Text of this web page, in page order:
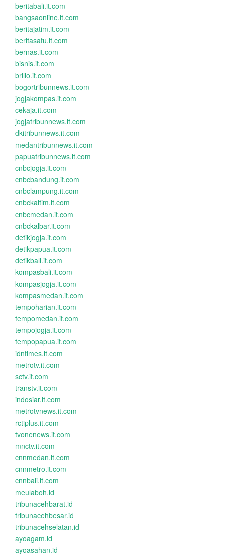
beritabali.it.com
bangsaonline.it.com
beritajatim.it.com
beritasatu.it.com
bernas.it.com
bisnis.it.com
brilio.it.com
bogortribunnews.it.com
jogjakompas.it.com
cekaja.it.com
jogjatribunnews.it.com
dkitribunnews.it.com
medantribunnews.it.com
papuatribunnews.it.com
cnbcjogja.it.com
cnbcbandung.it.com
cnbclampung.it.com
cnbckaltim.it.com
cnbcmedan.it.com
cnbckalbar.it.com
detikjogja.it.com
detikpapua.it.com
detikbali.it.com
kompasbali.it.com
kompasjogja.it.com
kompasmedan.it.com
tempoharian.it.com
tempomedan.it.com
tempojogja.it.com
tempopapua.it.com
idntimes.it.com
metrotv.it.com
sctv.it.com
transtv.it.com
indosiar.it.com
metrotvnews.it.com
rctiplus.it.com
tvonenews.it.com
mnctv.it.com
cnnmedan.it.com
cnnmetro.it.com
cnnbali.it.com
meulaboh.id
tribunacehbarat.id
tribunacehbesar.id
tribunacehselatan.id
ayoagam.id
ayoasahan.id